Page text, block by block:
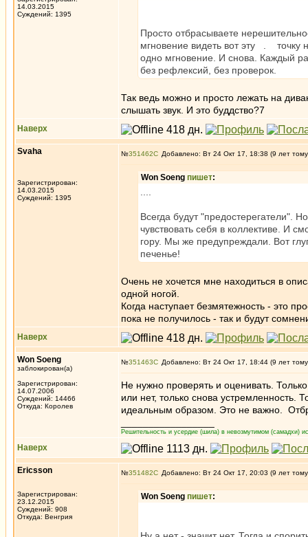
14.03.2015
Суждений: 1395
Просто отбрасываете
мгновение видеть вот эту . точку
одно мгновение. И снова. Каждый
без рефлексий, без проверок.
Так ведь можно и просто лежать на
слышать звук. И это буддство?7
Наверх
Svaha
Зарегистрирован:
14.03.2015
Суждений: 1395
№351462 Добавлено: Вт 24 Окт 17, 18:38 (9 лет
Won Soeng пишет:
Всегда будут "предостерегатели".
чувствовать себя в коллективе. И
гору. Мы же предупреждали. Вот
печенье!
Очень не хочется мне находиться в
одной ногой.
Когда наступает безмятежность - это
пока не получилось - так и будут
Наверх
Won Soeng
заблокирован(а)
Зарегистрирован:
14.07.2006
Суждений: 14466
Откуда: Королев
№351463 Добавлено: Вт 24 Окт 17, 18:44 (9 лет
Не нужно проверять и оценивать.
или нет, только снова устремленность.
идеальным образом. Это не важно.
Решительность и усердие (шила) в невозмутимом (самадхи)
Наверх
Ericsson
Зарегистрирован:
23.12.2015
Суждений: 908
Откуда: Венгрия
№351482 Добавлено: Вт 24 Окт 17, 20:03 (9 лет
Won Soeng пишет: